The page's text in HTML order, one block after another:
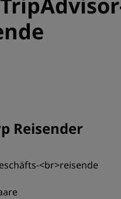
Reisender
<br>reisende